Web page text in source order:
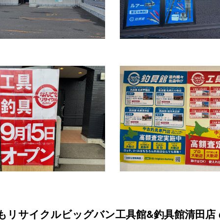
リサイクルビッグバン工具館&釣具館清田店